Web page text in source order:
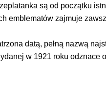
są od początku
emblematów zajmuje
datą, pełną nazwą
w 1921 roku